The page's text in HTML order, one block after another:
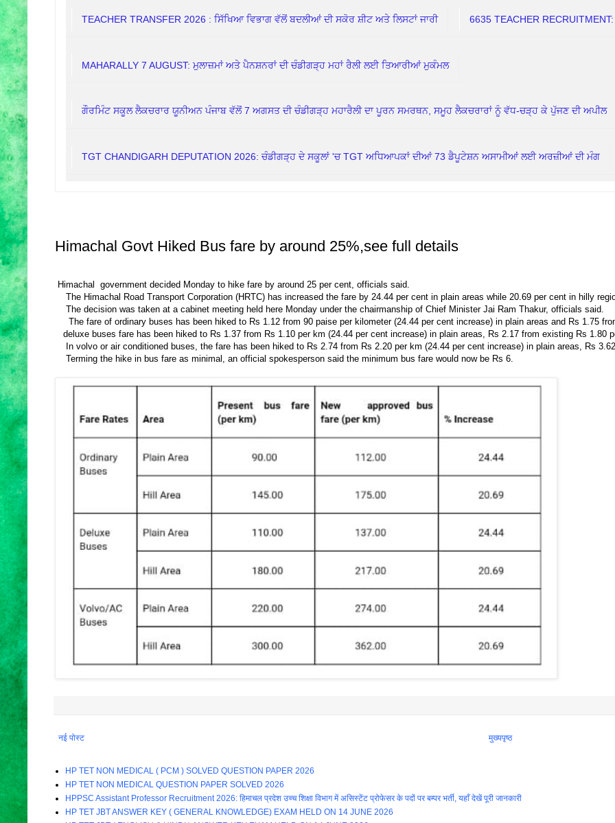
TEACHER TRANSFER 2026 : ਸਿੱਖਿਆ ਵਿਭਾਗ ਵੱਲੋਂ ਬਦਲੀਆਂ ਦੀ ਸਕੋਰ ਸ਼ੀਟ ਅਤੇ ਲਿਸਟਾਂ ਜਾਰੀ 6635 TEACHER
MAHARALLY 7 AUGUST: ਮੁਲਾਜ਼ਮਾਂ ਅਤੇ ਪੈਨਸ਼ਨਰਾਂ ਦੀ ਚੰਡੀਗੜ੍ਹ ਮਹਾਂ ਰੈਲੀ ਲਈ ਤਿਆਰੀਆਂ ਮੁਕੰਮਲ
ਗੌਰਮਿੰਟ ਸਕੂਲ ਲੈਕਚਰਾਰ ਯੂਨੀਅਨ ਪੰਜਾਬ ਵੱਲੋਂ 7 ਅਗਸਤ ਦੀ ਚੰਡੀਗੜ੍ਹ ਮਹਾਰੈਲੀ ਦਾ ਪੂਰਨ ਸਮਰਥਨ, ਸਮੂਹ ਲੈਕਚਰਾਰਾਂ ਨੂੰ ਵੱਧ-ਚੜ੍ਹ ਕੇ ਪੁੱਜਣ ਦੀ ਅਪੀਲ
TGT CHANDIGARH DEPUTATION 2026: ਚੰਡੀਗੜ੍ਹ ਦੇ ਸਕੂਲਾਂ 'ਚ TGT ਅਧਿਆਪਕਾਂ ਦੀਆਂ 73 ਡੈਪੂਟੇਸ਼ਨ ਅਸਾਮੀਆਂ ਲਈ ਅਰਜ਼ੀਆਂ ਦੀ ਮੰਗ
Himachal Govt Hiked Bus fare by around 25%,see full details
Himachal government decided Monday to hike fare by around 25 per cent, officials said.
The Himachal Road Transport Corporation (HRTC) has increased the fare by 24.44 per cent in plain areas while 20.69 per cent in hilly
The decision was taken at a cabinet meeting held here Monday under the chairmanship of Chief Minister Jai Ram Thakur, officials said.
The fare of ordinary buses has been hiked to Rs 1.12 from 90 paise per kilometer (24.44 per cent increase) in plain areas and Rs 1.75
deluxe buses fare has been hiked to Rs 1.37 from Rs 1.10 per km (24.44 per cent increase) in plain areas, Rs 2.17 from existing Rs 1.80
In volvo or air conditioned buses, the fare has been hiked to Rs 2.74 from Rs 2.20 per km (24.44 per cent increase) in plain areas, Rs
Terming the hike in bus fare as minimal, an official spokesperson said the minimum bus fare would now be Rs 6.
नई पोस्ट मुख्यपृष्ठ
HP TET NON MEDICAL ( PCM ) SOLVED QUESTION PAPER 2026
HP TET NON MEDICAL QUESTION PAPER SOLVED 2026
HPPSC Assistant Professor Recruitment 2026: हिमाचल प्रदेश उच्च शिक्षा विभाग में असिस्टेंट प्रोफेसर के पदों पर बम्पर भर्ती, यहाँ देखें पूरी जानकारी
HP TET JBT ANSWER KEY ( GENERAL KNOWLEDGE) EXAM HELD ON 14 JUNE 2026